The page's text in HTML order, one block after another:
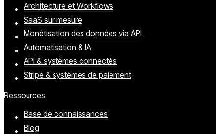
Architecture et Workflows
SaaS sur mesure
Monétisation des données via API
Automatisation & IA
API & systèmes connectés
Stripe & systèmes de paiement
Ressources
Base de connaissances
Blog